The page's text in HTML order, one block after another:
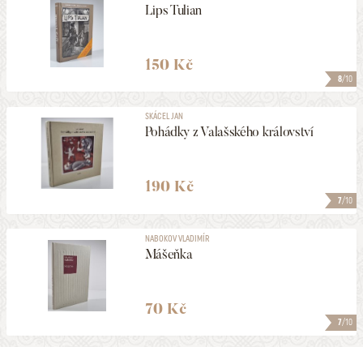
8/10
Lips Tulian
150 Kč
7/10
SKÁCEL JAN
Pohádky z Valašského království
190 Kč
7/10
NABOKOV VLADIMÍR
Mášeňka
70 Kč